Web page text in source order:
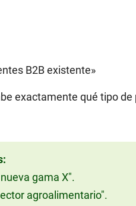
B2B existente»
exactamente qué tipo
gama X".
agroalimentario".